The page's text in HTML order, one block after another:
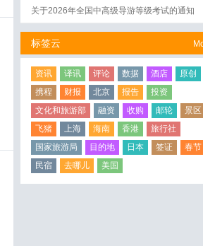
关于2026年全国中高级导游等级考试的通知
标签云
资讯 译讯 评论 数据 酒店
原创
携程
财报 北京 报告
投资
文化和旅游部
融资 收购 邮轮
景区
飞猪
上海 海南 香港
旅行社
国家旅游局
目的地 日本 签证
春节
民宿
去哪儿 美国